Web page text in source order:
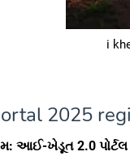
i
2025
આઈ-ખેડૂત 2.0 પોર્ટલ